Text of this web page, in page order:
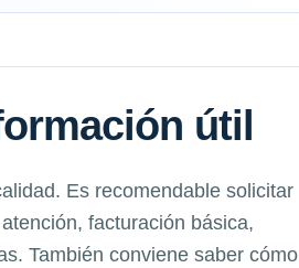
útil
Es recomendable solicitar
facturación básica,
También conviene saber cómo